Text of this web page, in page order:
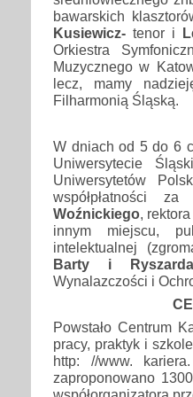
bawarskich
Kusiewicz-tenor i
Orkiestra
Muzycznego w
lecz, mamy
Filharmonią Śląską.
W dniach od 5 do 6
Uniwersytecie
Uniwersytetów
współpłatności
Woźnickiego,
innym miejscu,
intelektualnej
Barty i
Wynalazczości i
Powstało Centrum
pracy, praktyk i
http: //www.
zaproponowano